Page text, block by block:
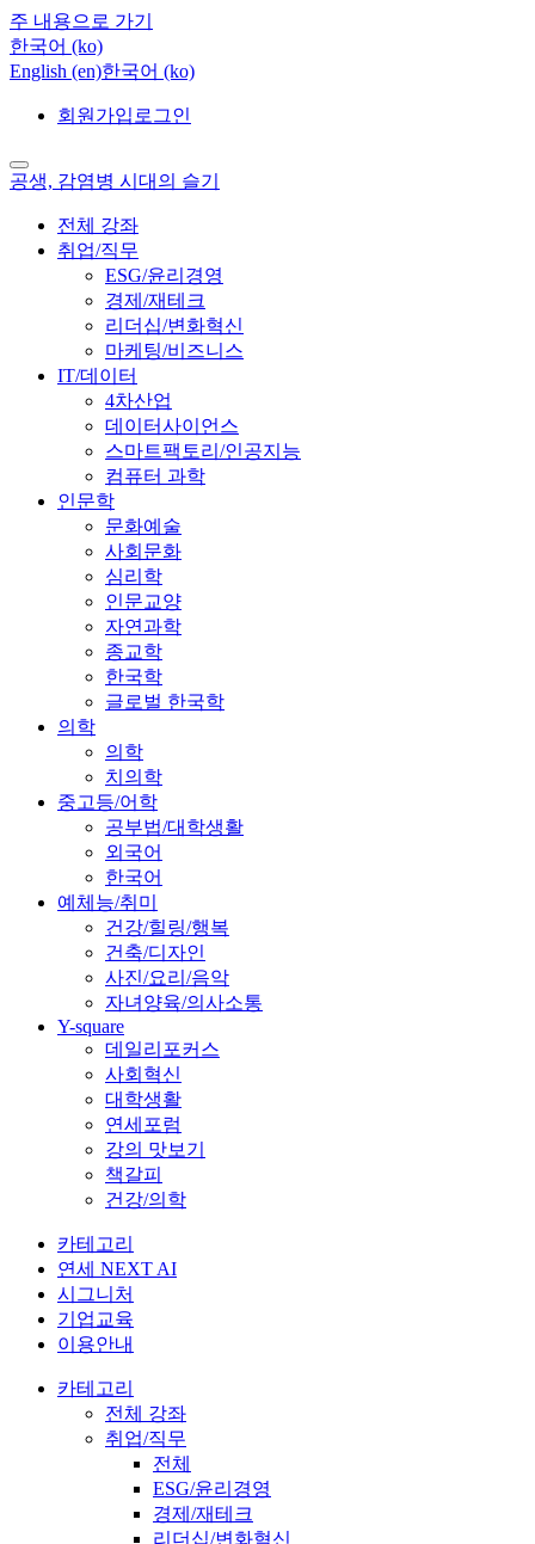
주 내용으로 가기
한국어 ‎(ko)‎
English ‎(en)‎한국어 ‎(ko)‎
회원가입 로그인
공생, 감염병 시대의 슬기
전체 강좌
취업/직무
ESG/윤리경영
경제/재테크
리더십/변화혁신
마케팅/비즈니스
IT/데이터
4차산업
데이터사이언스
스마트팩토리/인공지능
컴퓨터 과학
인문학
문화예술
사회문화
심리학
인문교양
자연과학
종교학
한국학
글로벌 한국학
의학
의학
치의학
중고등/어학
공부법/대학생활
외국어
한국어
예체능/취미
건강/힐링/행복
건축/디자인
사진/요리/음악
자녀양육/의사소통
Y-square
데일리포커스
사회혁신
대학생활
연세포럼
강의 맛보기
책갈피
건강/의학
카테고리
연세 NEXT AI
시그니처
기업교육
이용안내
카테고리
전체 강좌
취업/직무
전체
ESG/윤리경영
경제/재테크
리더십/변화혁신